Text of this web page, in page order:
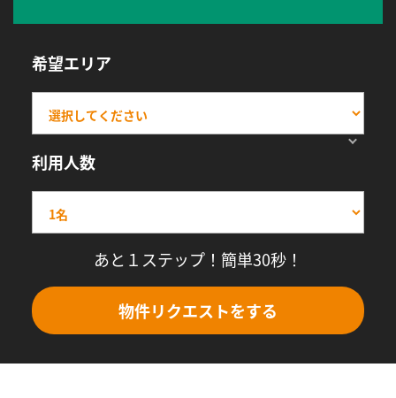
希望エリア
利用人数
あと１ステップ！簡単30秒！
物件リクエストをする